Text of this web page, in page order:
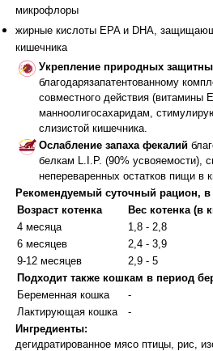
микрофлоры
жирные кислоты EPA и DHA,
кишечника
Укрепление природных
благодарязапатентованному
совместного действия (витамины
манноолигосахаридам,
слизистой кишечника.
Ослабление запаха фекалий
белкам L.I.P. (90% усвояемости),
непереваренных остатков пищи в
Рекомендуемый суточный рацион, в
Возраст котенка
Вес котенка (в
4 месяца
1,8 - 2,8
6 месяцев
2,4 - 3,9
9-12 месяцев
2,9 - 5
Подходит также кошкам в период
Беременная кошка
-
Лактирующая кошка
-
Ингредиенты:
дегидратированное мясо птицы, рис,